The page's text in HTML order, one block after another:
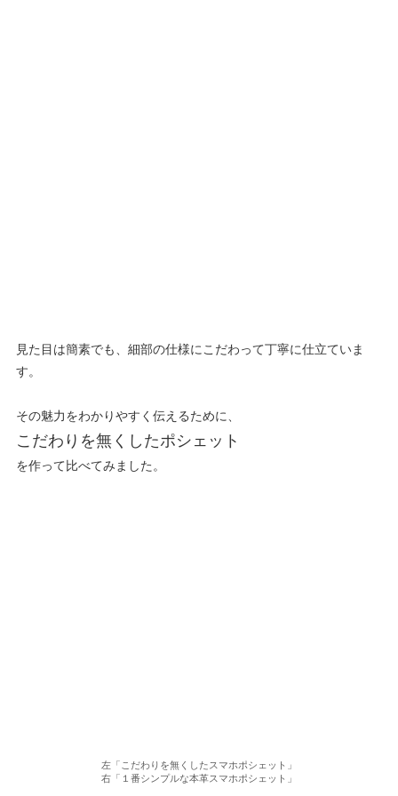
見た目は簡素でも、細部の仕様にこだわって丁寧に仕立ていま
す。
その魅力をわかりやすく伝えるために、
こだわりを無くしたポシェット
を作って比べてみました。
左「こだわりを無くしたスマホポシェット」
右「１番シンプルな本革スマホポシェット」